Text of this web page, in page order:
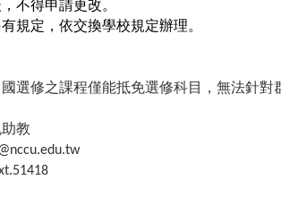
不得申請更改。
規定，依交換學校規定辦理。
選修之課程僅能抵免選修科目，無法針
教